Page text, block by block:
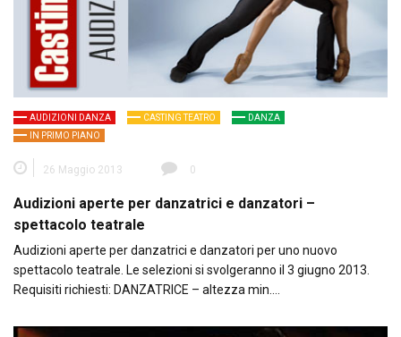
AUDIZIONI DANZA CASTING TEATRO
DANZA
IN PRIMO PIANO
26 Maggio 2013 0
Audizioni aperte per danzatrici e danzatori –
spettacolo teatrale
Audizioni aperte per danzatrici e danzatori per uno nuovo
spettacolo teatrale. Le selezioni si svolgeranno il 3 giugno 2013.
Requisiti richiesti: DANZATRICE – altezza min….